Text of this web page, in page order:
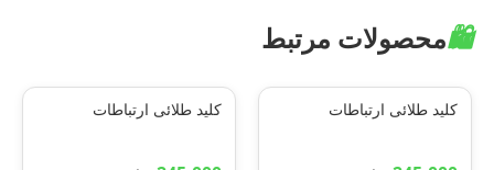
🛍️محصولات مرتبط
کلید طلائی ارتباطات کلید طلائی ارتباطات